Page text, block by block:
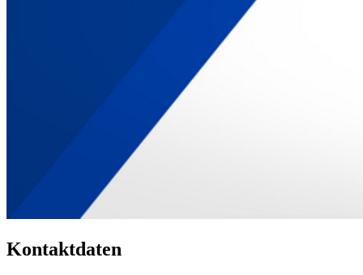
Kontaktdaten